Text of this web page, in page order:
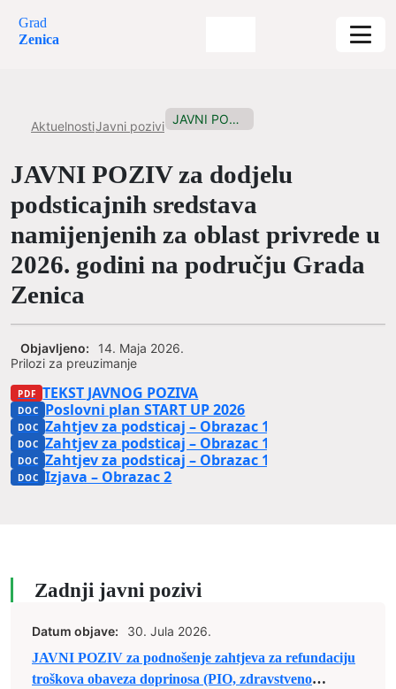
Grad
Zenica
AktuelnostiJavni pozivi JAVNI POZIV za dodjelu podsticajnih...
JAVNI POZIV za dodjelu
podsticajnih sredstava
namijenjenih za oblast privrede u
2026. godini na području Grada
Zenica
Prilozi za preuzimanje
TEKST JAVNOG POZIVA
Poslovni plan START UP 2026
Zahtjev za podsticaj – Obrazac 1A
Zahtjev za podsticaj – Obrazac 1B
Zahtjev za podsticaj – Obrazac 1C
Izjava – Obrazac 2
Objavljeno: 14. Maja 2026.
Zadnji javni pozivi
Datum objave:
30. Jula 2026.
JAVNI POZIV za podnošenje zahtjeva za refundaciju
troškova obaveza doprinosa (PIO, zdravstveno